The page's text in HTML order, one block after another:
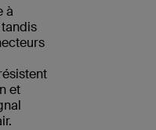
à
et